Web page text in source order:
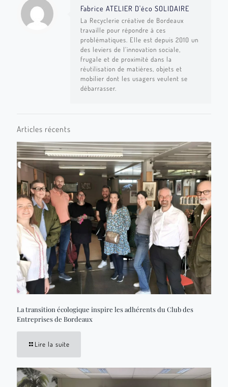
Fabrice ATELIER D'éco SOLIDAIRE
La Recyclerie créative de Bordeaux
travaille pour répondre à ces
problématiques. Elle est depuis 2010 un
des leviers de l’innovation sociale,
frugale et de proximité dans la
réutilisation de matières, objets et
mobilier dont les usagers veulent se
débarrasser.
Articles récents
La transition écologique inspire les adhérents du Club des
Entreprises de Bordeaux
Lire la suite